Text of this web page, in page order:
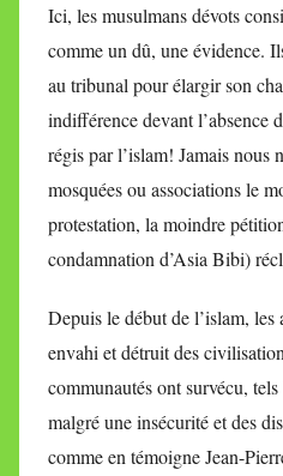
Ici, les musulmans dévots
comme un dû, une évidence.
au tribunal pour élargir son
indifférence devant l’absence
régis par l’islam! Jamais nous
mosquées ou associations le
protestation, la moindre
condamnation d’Asia Bibi)
Depuis le début de l’islam, les
envahi et détruit des
communautés ont survécu,
malgré une insécurité et des
comme en témoigne Jean-